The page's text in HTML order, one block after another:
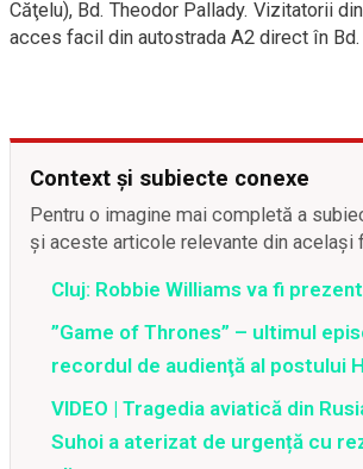
Căţelu), Bd. Theodor Pallady. Vizitatorii
acces facil din autostrada A2 direct în Bd.
Context și subiecte conexe
Pentru o imagine mai completă a
și aceste articole relevante din același
Cluj: Robbie Williams va fi
”Game of Thrones” – ultimul
recordul de audienţă al postului
VIDEO | ​Tragedia aviatică din
Suhoi a aterizat de urgență cu